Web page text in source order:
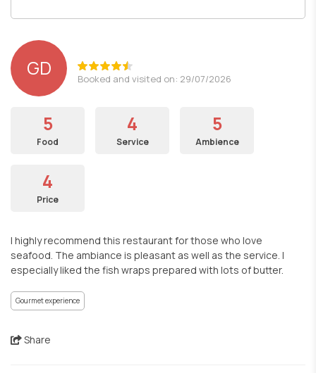
GD Booked and visited on: 29/07/2026
5
Food
4
Service
5
Ambience
4
Price
I highly recommend this restaurant for those who love
seafood. The ambiance is pleasant as well as the service. I
especially liked the fish wraps prepared with lots of butter.
Gourmet experience
Share